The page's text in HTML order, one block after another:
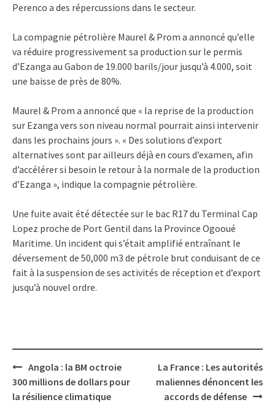
Perenco a des répercussions dans le secteur.
La compagnie pétrolière Maurel & Prom a annoncé qu’elle
va réduire progressivement sa production sur le permis
d’Ezanga au Gabon de 19.000 barils/jour jusqu’à 4.000, soit
une baisse de près de 80%.
Maurel & Prom a annoncé que « la reprise de la production
sur Ezanga vers son niveau normal pourrait ainsi intervenir
dans les prochains jours ». « Des solutions d’export
alternatives sont par ailleurs déjà en cours d’examen, afin
d’accélérer si besoin le retour à la normale de la production
d’Ezanga », indique la compagnie pétrolière.
Une fuite avait été détectée sur le bac R17 du Terminal Cap
Lopez proche de Port Gentil dans la Province Ogooué
Maritime. Un incident qui s’était amplifié entraînant le
déversement de 50,000 m3 de pétrole brut conduisant de ce
fait à la suspension de ses activités de réception et d’export
jusqu’à nouvel ordre.
Post
navigation
Angola : la BM octroie
300 millions de dollars pour
la résilience climatique
La France : Les autorités
maliennes dénoncent les
accords de défense